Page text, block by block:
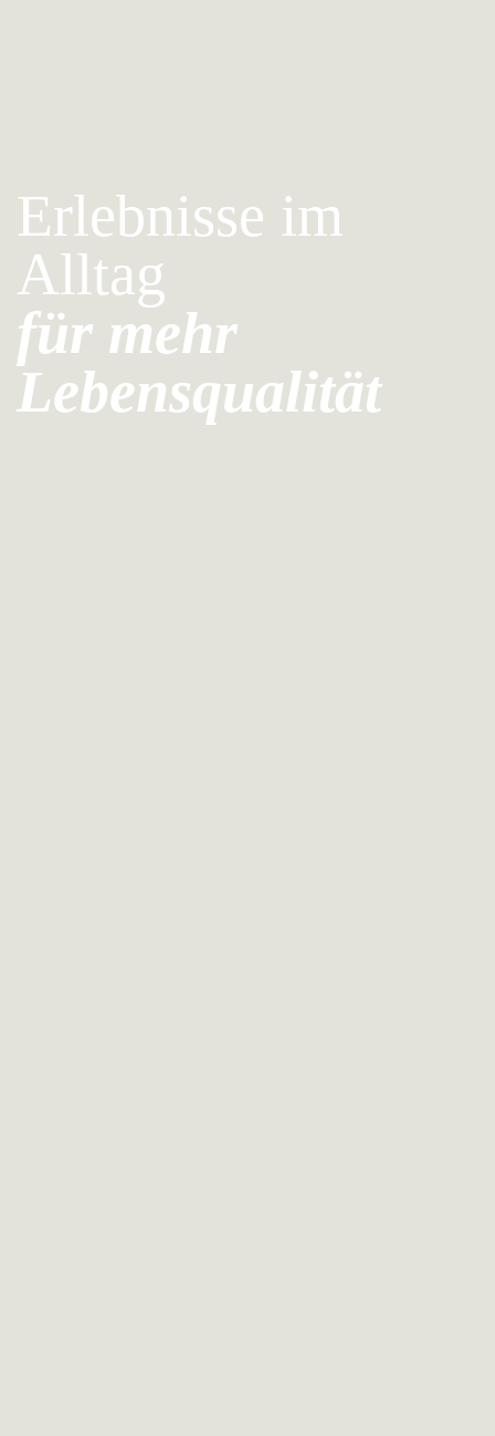
Erlebnisse im
Alltag
für mehr
Lebensqualität